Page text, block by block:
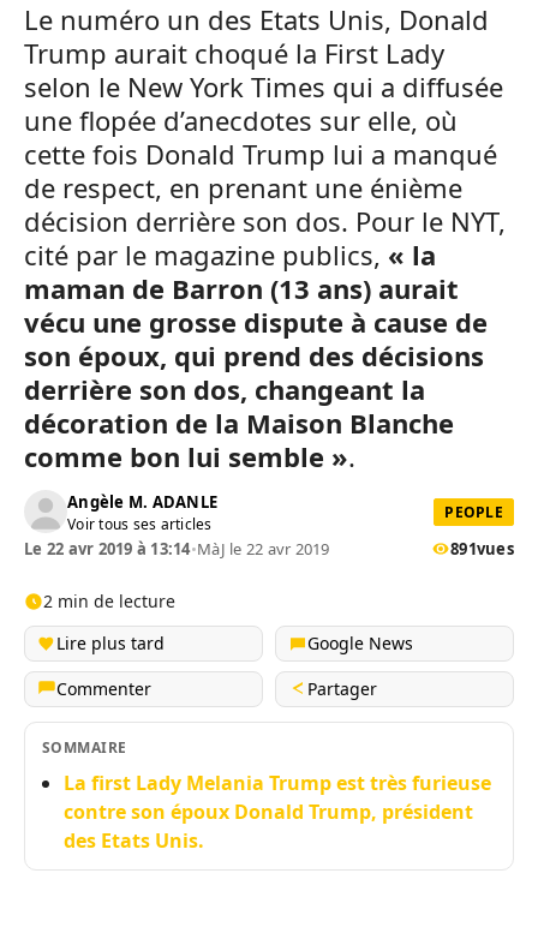
Le numéro un des Etats Unis, Donald
Trump aurait choqué la First Lady
selon le New York Times qui a diffusée
une flopée d’anecdotes sur elle, où
cette fois Donald Trump lui a manqué
de respect, en prenant une énième
décision derrière son dos. Pour le NYT,
cité par le magazine publics, « la
maman de Barron (13 ans) aurait
vécu une grosse dispute à cause de
son époux, qui prend des décisions
derrière son dos, changeant la
décoration de la Maison Blanche
comme bon lui semble ».
Angèle M. ADANLE
Voir tous ses articles
PEOPLE
Le 22 avr 2019 à 13:14•MàJ le 22 avr 2019 891vues
2 min de lecture
Lire plus tard
Google News
Commenter
Partager
SOMMAIRE
La first Lady Melania Trump est très furieuse
contre son époux Donald Trump, président
des Etats Unis.